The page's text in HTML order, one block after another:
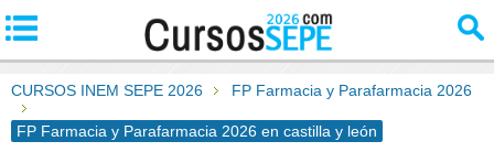
CURSOS INEM SEPE 2026 FP Farmacia y Parafarmacia 2026
FP Farmacia y Parafarmacia 2026 en castilla y león